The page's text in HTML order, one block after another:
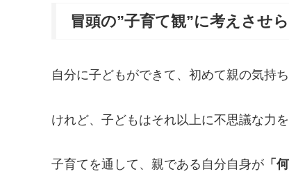
冒頭の”子育て観”に考えさせ
自分に子どもができて、初めて親の気持
けれど、子どもはそれ以上に不思議な力
子育てを通して、親である自分自身が 「